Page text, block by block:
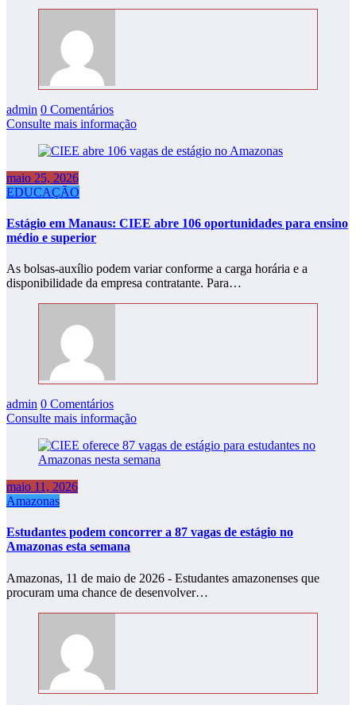
admin 0 Comentários
Consulte mais informação
maio 25, 2026
EDUCAÇÃO
Estágio em Manaus: CIEE abre 106 oportunidades para ensino
médio e superior
As bolsas-auxílio podem variar conforme a carga horária e a
disponibilidade da empresa contratante. Para…
admin 0 Comentários
Consulte mais informação
maio 11, 2026
Amazonas
Estudantes podem concorrer a 87 vagas de estágio no
Amazonas esta semana
Amazonas, 11 de maio de 2026 - Estudantes amazonenses que
procuram uma chance de desenvolver…